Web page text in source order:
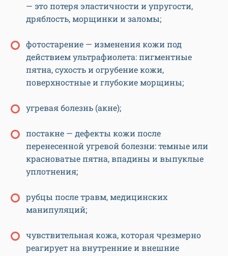
— это потеря эластичности и упругости,
дряблость, морщинки и заломы;
фотостарение — изменения кожи под
действием ультрафиолета: пигментные
пятна, сухость и огрубение кожи,
поверхностные и глубокие морщины;
угревая болезнь (акне);
постакне — дефекты кожи после
перенесенной угревой болезни: темные или
красноватые пятна, впадины и выпуклые
уплотнения;
рубцы после травм, медицинских
манипуляций;
чувствительная кожа, которая чрезмерно
реагирует на внутренние и внешние